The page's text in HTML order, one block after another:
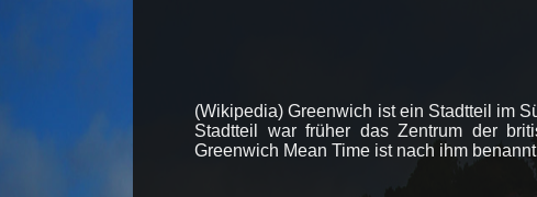
(Wikipedia) Greenwich ist ein Stadtteil im
Stadtteil war früher das Zentrum der
Greenwich Mean Time ist nach ihm